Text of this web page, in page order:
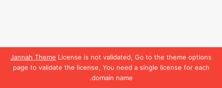
Jannah Theme License is not validated, Go to the theme options
page to validate the license, You need a single license for each
domain name.